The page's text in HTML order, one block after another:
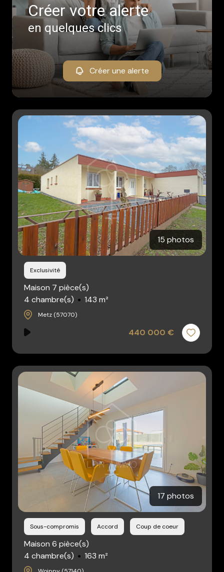
Créer votre alerte
en quelques clics
Créer une alerte
15 photos
Exclusivité
Maison 7 pièce(s)
4 chambre(s)
143 m²
Metz (57070)
440 000 €
17 photos
Sous-compromis Accord Coup de coeur
Maison 6 pièce(s)
4 chambre(s)
163 m²